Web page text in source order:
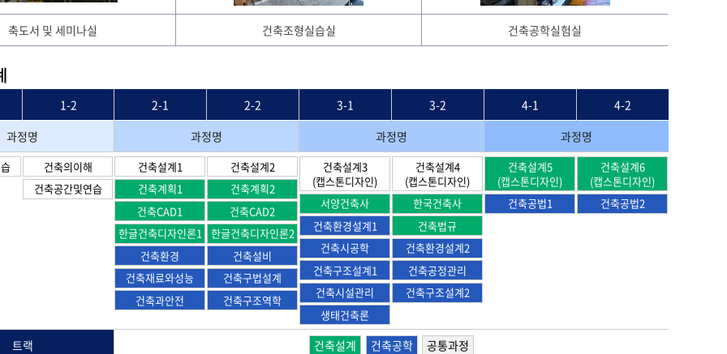
축도서 및 세미나실 건축조형실습실 건축공학실험실
1-2 2-1 2-2 3-1 3-2 4-1
4-2
과정명
과정명 과정명 과정명
건축의이해
건축공간및연습
건축설계1
건축계획1
건축CAD1
한글건축디자인론1
건축환경
건축재료와성능
건축과안전
건축설계2
건축계획2
건축CAD2
한글건축디자인론2
건축설비
건축구법설계
건축구조역학
건축설계3
(캡스톤디자인)
서양건축사
건축환경설계1
건축시공학
건축구조설계1
건축시설관리
생태건축론
건축설계4
(캡스톤디자인)
한국건축사
건축법규
건축환경설계2
건축공정관리
건축구조설계2
건축설계5
(캡스톤디자인)
건축공법1
건축설계6
(캡스톤디자인)
건축공법2
트랙 건축설계 건축공학 공통과정